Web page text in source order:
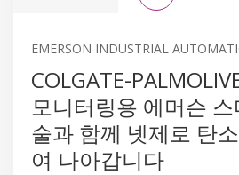
EMERSON INDUSTRIAL
COLGATE-
모니터링용 에머슨
술과 함께 넷제로 탄
여 나아갑니다